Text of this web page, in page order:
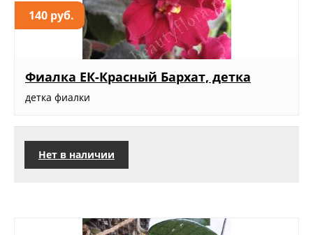
140 руб.
Фиалка ЕК-Красный Бархат, детка
детка фиалки
Нет в наличии